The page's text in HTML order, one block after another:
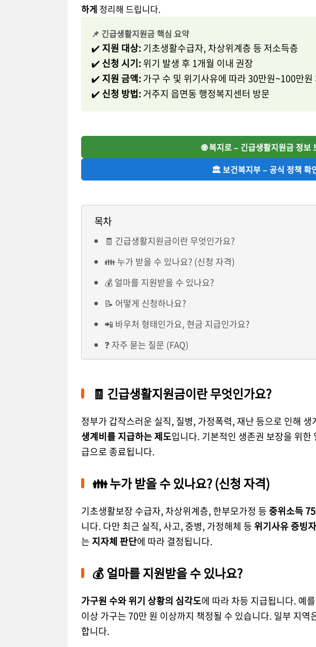
하게 정리해 드립니다.
📌 긴급생활지원금 핵심 요약
✔️ 지원 대상:기초생활수급자, 차상위계층 등 저소득층
✔️ 신청 시기:위기 발생 후 1개월 이내 권장
✔️ 지원 금액:가구 수 및 위기사유에 따라 30만원~100만원
✔️ 신청 방법:거주지 읍면동 행정복지센터 방문
🌐 복지로 – 긴급생활지원금 정보
🏛️ 보건복지부 – 공식 정책 확
목차
🧾 긴급생활지원금이란 무엇인가요?
👪 누가 받을 수 있나요? (신청 자격)
💰 얼마를 지원받을 수 있나요?
📝 어떻게 신청하나요?
📲 바우처 형태인가요, 현금 지급인가요?
❓ 자주 묻는 질문 (FAQ)
🧾 긴급생활지원금이란 무엇인가요?
정부가 갑작스러운 실직, 질병, 가정폭력, 재난 등으로 인해
생계비를 지급하는 제도입니다. 기본적인 생존권 보장을 위
급으로 종료됩니다.
👪 누가 받을 수 있나요? (신청 자격)
기초생활보장 수급자, 차상위계층, 한부모가정 등 중위소득
니다. 다만 최근 실직, 사고, 중병, 가정해체 등 위기사유 증빙
는 지자체 판단에 따라 결정됩니다.
💰 얼마를 지원받을 수 있나요?
가구원 수와 위기 상황의 심각도에 따라 차등 지급됩니다. 예
이상 가구는 70만 원 이상까지 책정될 수 있습니다. 일부 지역
합니다.